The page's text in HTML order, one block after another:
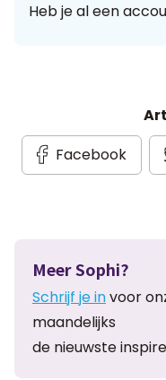
Heb je al een
Facebook
Meer Sophi?
Schrijf je invoor
maandelijks
de nieuwste